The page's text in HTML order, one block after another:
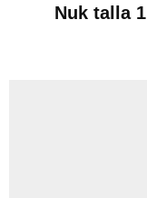
Nuk talla 1